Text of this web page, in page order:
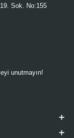
Sok. No:155
unutmayın!